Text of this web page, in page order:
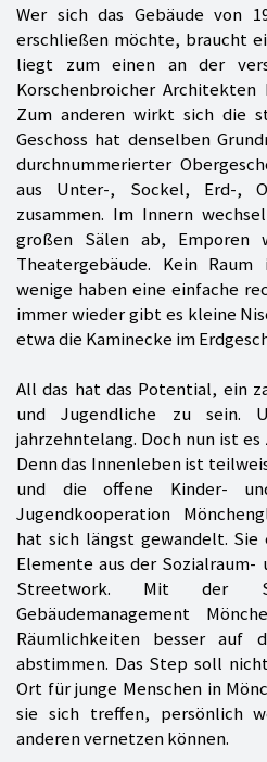
Wer sich das Gebäude von
erschließen möchte, braucht
liegt zum einen an der
Korschenbroicher Architekten
Zum anderen wirkt sich die
Geschoss hat denselben
durchnummerierter
aus Unter-, Sockel, Erd-,
zusammen. Im Innern
großen Sälen ab, Emporen
Theatergebäude. Kein
wenige haben eine einfache
immer wieder gibt es kleine
etwa die Kaminecke im
All das hat das Potential, ein
und Jugendliche zu sein.
jahrzehntelang. Doch nun ist
Denn das Innenleben ist
und die offene Kinder-
Jugendkooperation
hat sich längst gewandelt.
Elemente aus der
Streetwork. Mit der
Gebäudemanagement
Räumlichkeiten besser auf
abstimmen. Das Step soll
Ort für junge Menschen in
sie sich treffen, persönlich
anderen vernetzen können.